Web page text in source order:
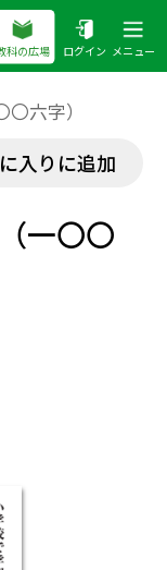
科の広場 ログイン メニュー
六字）
入りに追加
一〇〇